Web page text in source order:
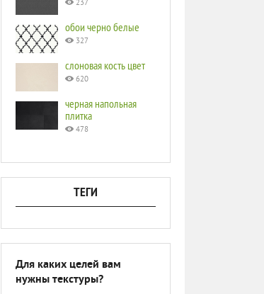
237
обои черно белые
327
слоновая кость цвет
620
черная напольная
плитка
478
ТЕГИ
Для каких целей вам
нужны текстуры?